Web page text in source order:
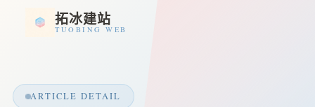
拓冰建站
TUOBING WEB
ARTICLE DETAIL